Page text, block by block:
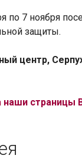
по 7 ноября
защиты.
центр,
наши страницы